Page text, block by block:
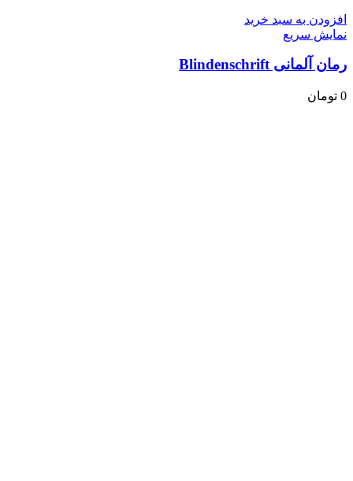
افزودن به سبد خرید
نمایش سریع
رمان آلمانی Blindenschrift
0 تومان